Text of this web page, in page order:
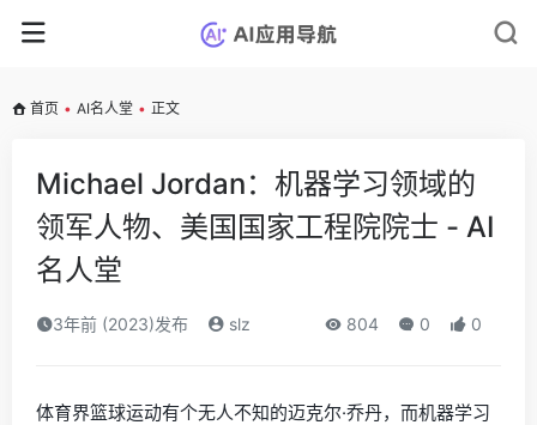
首页 • AI名人堂 • 正文
Michael Jordan：机器学习领域的
领军人物、美国国家工程院院士 - AI
名人堂
3年前 (2023)发布 slz 804 0 0
体育界篮球运动有个无人不知的迈克尔·乔丹，而机器学习